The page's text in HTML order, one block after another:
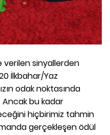
verilen sinyallerden
İlkbahar/Yaz
odak noktasında
Ancak bu kadar
hiçbirimiz tahmin
gerçekleşen ödül